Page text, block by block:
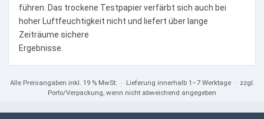
führen. Das trockene Testpapier verfärbt sich auch bei
hoher Luftfeuchtigkeit nicht und liefert über lange
Zeiträume sichere
Ergebnisse.
Alle Preisangaben inkl. 19 % MwSt. · Lieferung innerhalb 1–7 Werktage · zzgl.
Porto/Verpackung, wenn nicht abweichend angegeben